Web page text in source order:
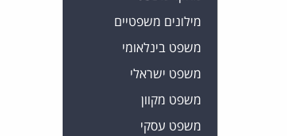
מילונים משפטיים
משפט בינלאומי
משפט ישראלי
משפט מקוון
משפט עסקי